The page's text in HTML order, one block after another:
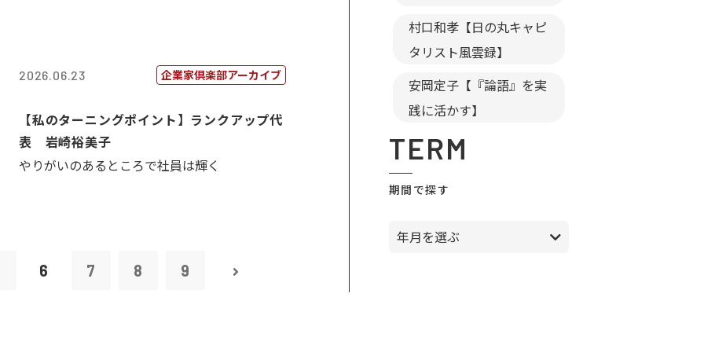
2026.06.23 企業家倶楽部アーカイブ
【私のターニングポイント】ランクアップ代
表 岩崎裕美子
やりがいのあるところで社員は輝く
6 7 8 9
村口和孝【日の丸キャピ
タリスト風雲録】
安岡定子【『論語』を実
践に活かす】
TERM
期間で探す
年月を選ぶ